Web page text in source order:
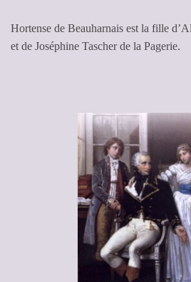
Hortense de Beauharnais est la fille
et de Joséphine Tascher de la Pagerie.